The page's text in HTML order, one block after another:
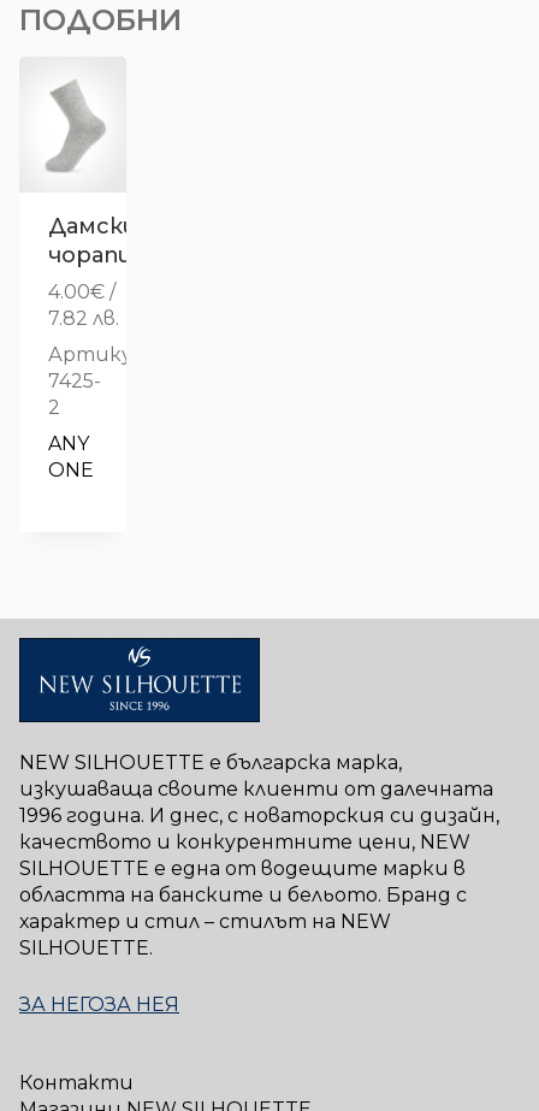
ПОДОБНИ
Дамски
чорапи
4.00€ /
7.82 лв.
Артикул:
7425-
2
ANY
ONE
NEW SILHOUETTE е българска марка,
изкушаваща своите клиенти от далечната
1996 година. И днес, с новаторския си дизайн,
качеството и конкурентните цени, NEW
SILHOUETTE е една от водещите марки в
областта на банските и бельото. Бранд с
характер и стил – стилът на NEW
SILHOUETTE.
ЗА НЕГОЗА НЕЯ
Контакти